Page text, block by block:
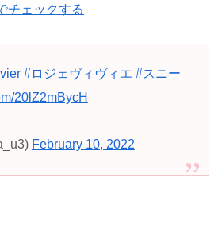
チェックする
#ロジェヴィヴィエ #スニー
20lZ2mBycH
February 10, 2022